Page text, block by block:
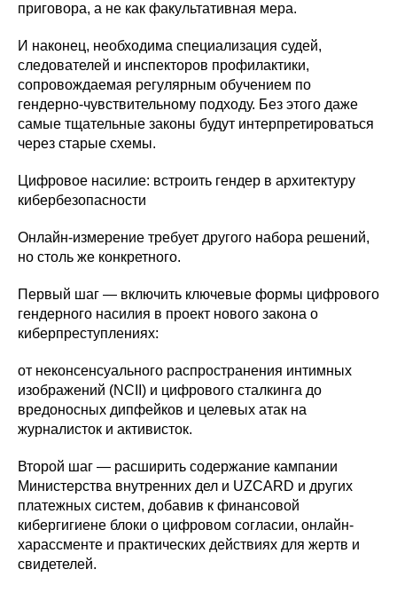
приговора, а не как факультативная мера.
И наконец, необходима специализация судей,
следователей и инспекторов профилактики,
сопровождаемая регулярным обучением по
гендерно-чувствительному подходу. Без этого даже
самые тщательные законы будут интерпретироваться
через старые схемы.
Цифровое насилие: встроить гендер в архитектуру
кибербезопасности
Онлайн-измерение требует другого набора решений,
но столь же конкретного.
Первый шаг — включить ключевые формы цифрового
гендерного насилия в проект нового закона о
киберпреступлениях:
от неконсенсуального распространения интимных
изображений (NCII) и цифрового сталкинга до
вредоносных дипфейков и целевых атак на
журналисток и активисток.
Второй шаг — расширить содержание кампании
Министерства внутренних дел и UZCARD и других
платежных систем, добавив к финансовой
кибергигиене блоки о цифровом согласии, онлайн-
харассменте и практических действиях для жертв и
свидетелей.